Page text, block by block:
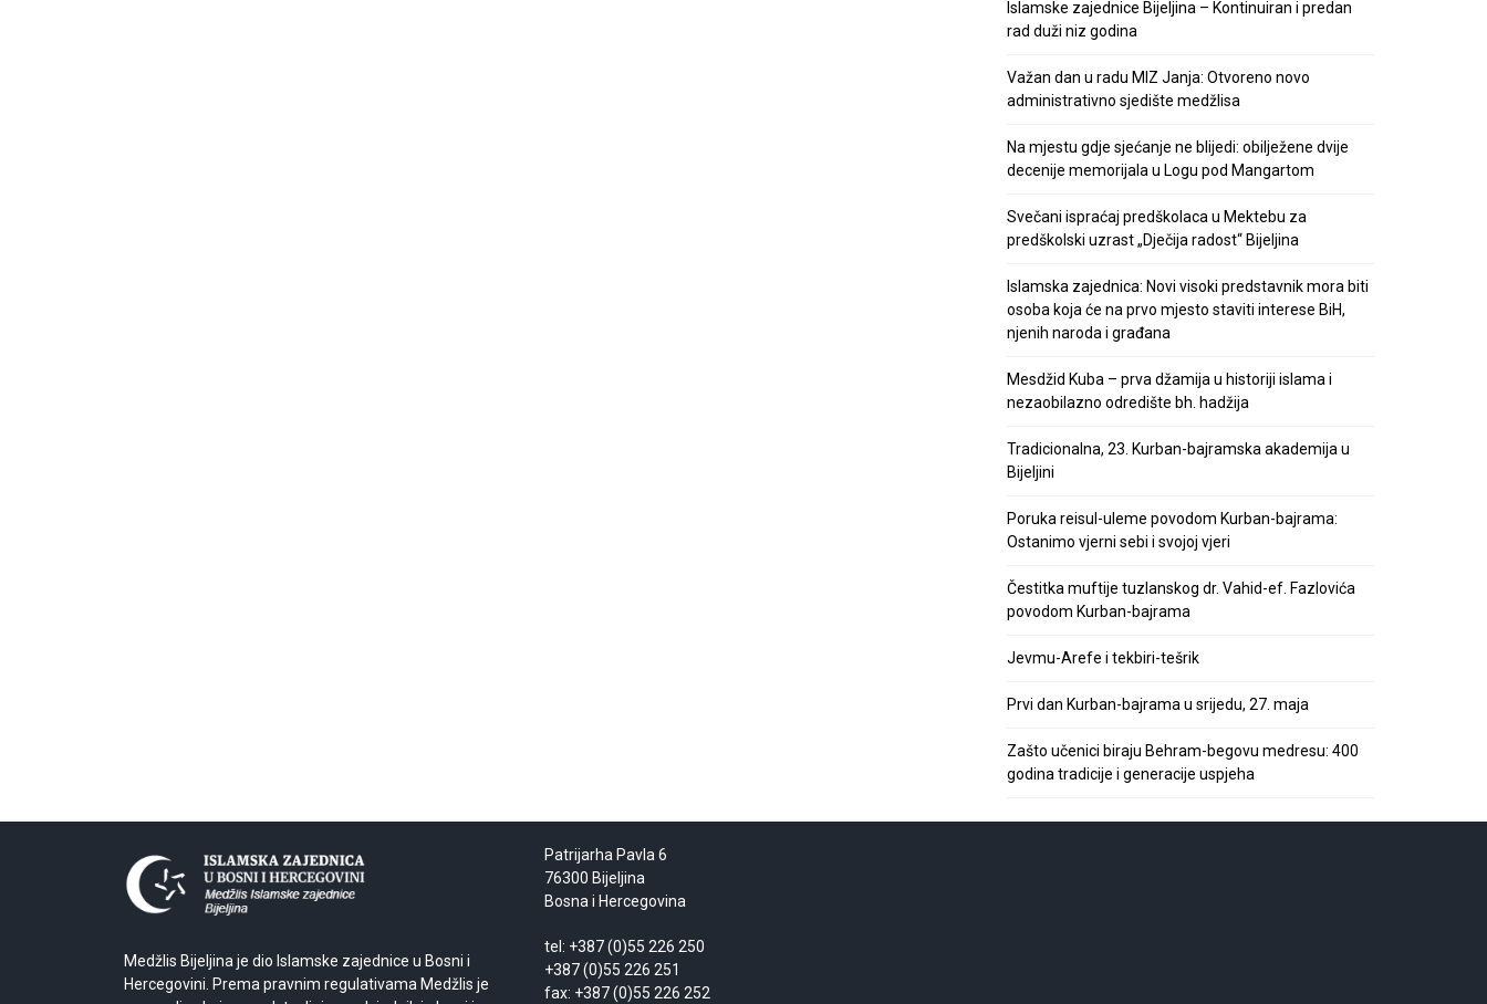
Islamske zajednice Bijeljina – Kontinuiran i predan
rad duži niz godina
Važan dan u radu MIZ Janja: Otvoreno novo
administrativno sjedište medžlisa
Na mjestu gdje sjećanje ne blijedi: obilježene dvije
decenije memorijala u Logu pod Mangartom
Svečani ispraćaj predškolaca u Mektebu za
predškolski uzrast „Dječija radost“ Bijeljina
Islamska zajednica: Novi visoki predstavnik mora biti
osoba koja će na prvo mjesto staviti interese BiH,
njenih naroda i građana
Mesdžid Kuba – prva džamija u historiji islama i
nezaobilazno odredište bh. hadžija
Tradicionalna, 23. Kurban-bajramska akademija u
Bijeljini
Poruka reisul-uleme povodom Kurban-bajrama:
Ostanimo vjerni sebi i svojoj vjeri
Čestitka muftije tuzlanskog dr. Vahid-ef. Fazlovića
povodom Kurban-bajrama
Jevmu-Arefe i tekbiri-tešrik
Prvi dan Kurban-bajrama u srijedu, 27. maja
Zašto učenici biraju Behram-begovu medresu: 400
godina tradicije i generacije uspjeha
Medžlis Bijeljina je dio Islamske zajednice u Bosni i
Hercegovini. Prema pravnim regulativama Medžlis je
Patrijarha Pavla 6
76300 Bijeljina
Bosna i Hercegovina
tel: +387 (0)55 226 250
+387 (0)55 226 251
fax: +387 (0)55 226 252